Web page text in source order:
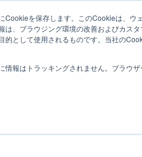
Cookieを保存します。このCookieは、ウ
、ブラウジング環境の改善およびカス
として使用されるものです。当社の
報はトラッキングされません。ブラウ
サンプルコード 関連ページ
ァイルの